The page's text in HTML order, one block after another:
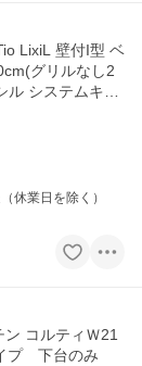
LixiL 壁付I型 ベ
グリルなし2
システムキッ
休業日を除く）
コルティＷ21
プ 下台のみ